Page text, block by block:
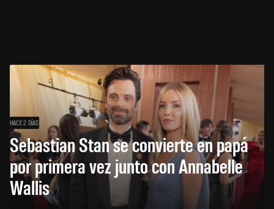
HACE 2 DÍAS
Sebastian Stan se convierte en papá
por primera vez junto con Annabelle
Wallis